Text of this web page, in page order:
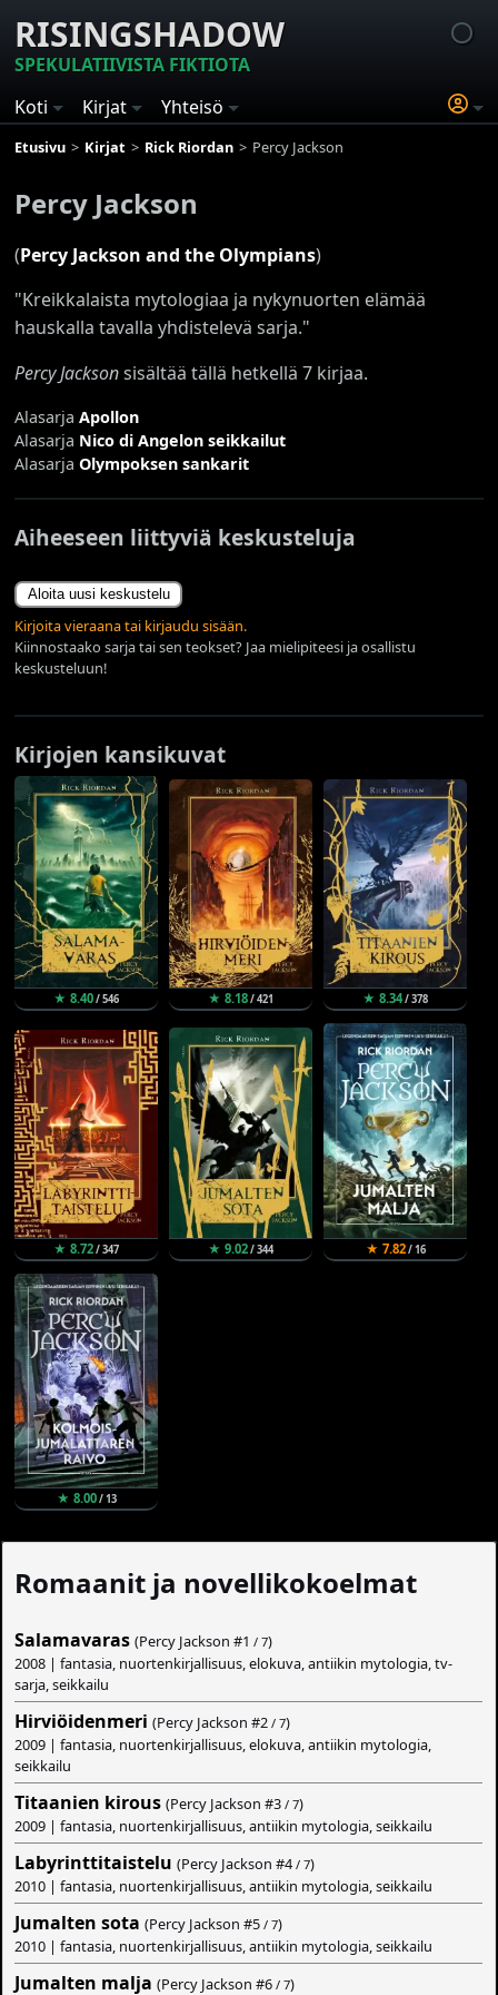
RISINGSHADOW
SPEKULATIIVISTA FIKTIOTA
Koti
Kirjat Yhteisö
Etusivu Kirjat Rick Riordan Percy Jackson
Percy Jackson
(Percy Jackson and the Olympians)
"Kreikkalaista mytologiaa ja nykynuorten elämää
hauskalla tavalla yhdistelevä sarja."
Percy Jacksonsisältää tällä hetkellä 7 kirjaa.
AlasarjaApollon
Alasarja Nico di Angelon seikkailut
AlasarjaOlympoksen sankarit
Aiheeseen liittyviä keskusteluja
Aloita uusi keskustelu
Kirjoita vieraana tai kirjaudu sisään.
Kiinnostaako sarja tai sen teokset? Jaa mielipiteesi ja osallistu
keskusteluun!
Kirjojen kansikuvat
★ 8.40/ 546 ★ 8.18/ 421 ★ 8.34/ 378
★ 8.72/ 347 ★ 9.02/ 344 ★ 7.82/ 16
★ 8.00/ 13
Romaanit ja novellikokoelmat
Salamavaras (Percy Jackson #1 / 7)
2008 | fantasia, nuortenkirjallisuus, elokuva, antiikin mytologia, tv-
sarja, seikkailu
Hirviöidenmeri (Percy Jackson #2 / 7)
2009 | fantasia, nuortenkirjallisuus, elokuva, antiikin mytologia,
seikkailu
Titaanien kirous (Percy Jackson #3 / 7)
2009 | fantasia, nuortenkirjallisuus, antiikin mytologia, seikkailu
Labyrinttitaistelu (Percy Jackson #4 / 7)
2010 | fantasia, nuortenkirjallisuus, antiikin mytologia, seikkailu
Jumalten sota (Percy Jackson #5 / 7)
2010 | fantasia, nuortenkirjallisuus, antiikin mytologia, seikkailu
Jumalten malja (Percy Jackson #6 / 7)